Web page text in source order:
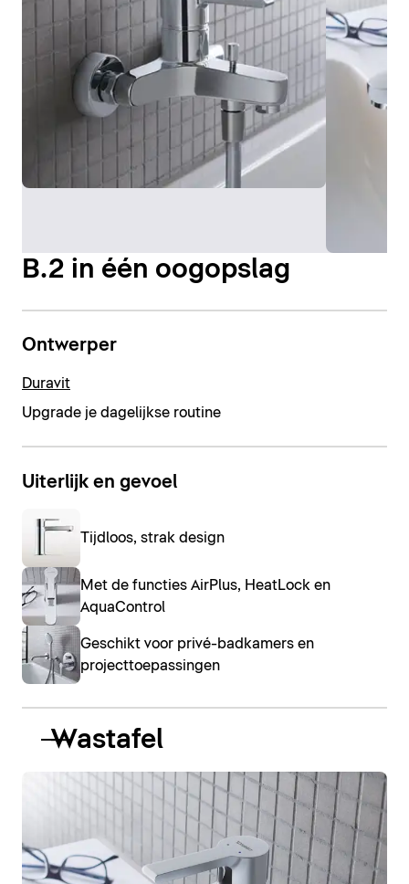
B.2 in één oogopslag
Ontwerper
Duravit
Upgrade je dagelijkse routine
Uiterlijk en gevoel
Tijdloos, strak design
Met de functies AirPlus, HeatLock en
AquaControl
Geschikt voor privé-badkamers en
projecttoepassingen
Wastafel